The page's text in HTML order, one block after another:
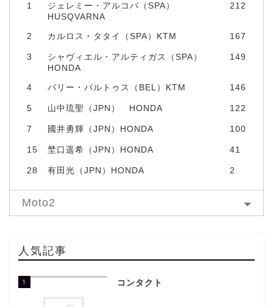
1
ジェレミー・アルコバ（SPA）
HUSQVARNA
212
2 カルロス・タタイ（SPA）KTM 167
3
シャヴィエル・アルティガス（SPA）
HONDA
149
4 バリー・バルトゥス（BEL）KTM 146
5 山中琉聖（JPN） HONDA 122
7 國井勇輝（JPN）HONDA 100
15 埜口遥希（JPN）HONDA 41
28 有田光（JPN）HONDA 2
Moto2
人気記事
1 コンタクト